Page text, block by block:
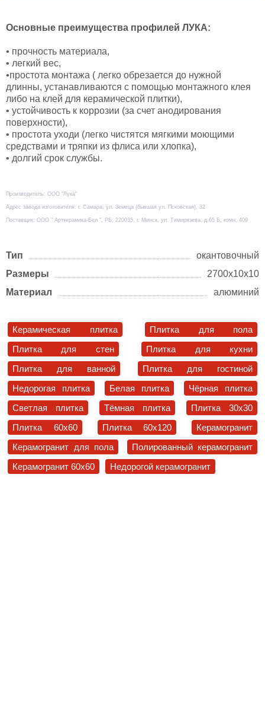
Основные преимущества профилей ЛУКА:
• прочность материала,
• легкий вес,
•простота монтажа ( легко обрезается до нужной
длинны, устанавливаются с помощью монтажного клея
либо на клей для керамической плитки),
• устойчивость к коррозии (за счет анодирования
поверхности),
• простота уходи (легко чистятся мягкими моющими
средствами и тряпки из флиса или хлопка),
• долгий срок службы.
Производитель: ООО "Лука"
Адрес завода изготовителя: г. Самара, ул. Земеца (бывшая ул. Псковская), 32
Поставщик: ООО " Арткерамика-Бел ", РБ, 220035, г. Минск, ул. Тимирязева, д.65 Б, комн. 409
Тип
окантовочный
Размеры
2700х10х10
Материал
алюминий
Керамическая плитка
Плитка для пола
Плитка для стен
Плитка для кухни
Плитка для ванной
Плитка для гостиной
Недорогая плитка
Белая плитка
Чёрная плитка
Светлая плитка
Тёмная плитка
Плитка 30x30
Плитка 60x60
Плитка 60x120
Керамогранит
Керамогранит для пола
Полированный керамогранит
Керамогранит 60x60
Недорогой керамогранит